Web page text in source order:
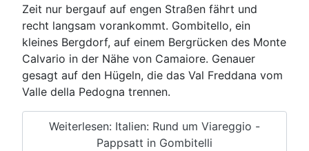
Zeit nur bergauf auf engen Straßen fährt und
recht langsam vorankommt. Gombitello, ein
kleines Bergdorf, auf einem Bergrücken des Monte
Calvario in der Nähe von Camaiore. Genauer
gesagt auf den Hügeln, die das Val Freddana vom
Valle della Pedogna trennen.
Weiterlesen: Italien: Rund um Viareggio -
Pappsatt in Gombitelli